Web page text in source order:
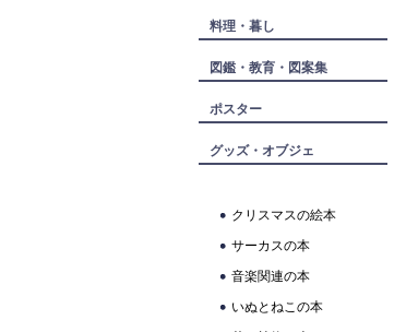
料理・暮し
図鑑・教育・図案集
ポスター
グッズ・オブジェ
クリスマスの絵本
サーカスの本
音楽関連の本
いぬとねこの本